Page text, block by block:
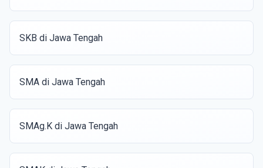
SKB di Jawa Tengah
SMA di Jawa Tengah
SMAg.K di Jawa Tengah